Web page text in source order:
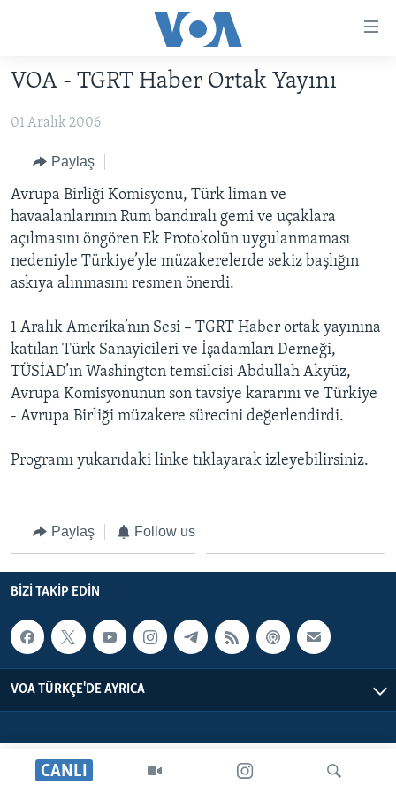
geç
navigasyona
geç
TÜRKİYE
AMERİKA
ORTADOĞU
AVRUPA
ULUSLARARASI
SAĞLIK
BİLİM VE TEKNOLOJİ
EKONOMİ
HAYATTAN
PROGRAMLAR
AMERİKA'DA YAŞAM
UKRAYNA KRİZİ
YAPAY ZEKA
YORUMLAR
AMERIKA'YA ÖZEL
İNGİLİZCE DERSLERİ
MULTİMEDYA
VİDEO GALERİ
LEARNING ENGLISH
BIZI TAKIP EDIN
CANLI
VOA - TGRT Haber Ortak Yayını
01 Aralık 2006
Paylaş
Avrupa Birliği Komisyonu, Türk liman ve
havaalanlarının Rum bandıralı gemi ve uçaklara
açılmasını öngören Ek Protokolün uygulanmaması
nedeniyle Türkiye’yle müzakerelerde sekiz başlığın
askıya alınmasını resmen önerdi.
1 Aralık Amerika’nın Sesi – TGRT Haber ortak yayınına
katılan Türk Sanayicileri ve İşadamları Derneği,
TÜSİAD’ın Washington temsilcisi Abdullah Akyüz,
Avrupa Komisyonunun son tavsiye kararını ve Türkiye
- Avrupa Birliği müzakere sürecini değerlendirdi.
Programı yukarıdaki linke tıklayarak izleyebilirsiniz.
Paylaş Follow us
BIZI TAKIP EDIN
VOA TÜRKÇE'DE AYRICA